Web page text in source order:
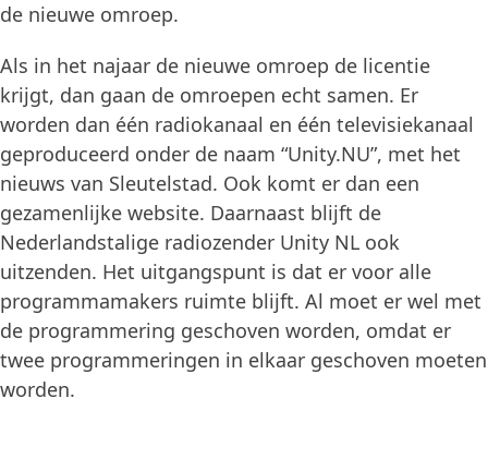
de nieuwe omroep.
Als in het najaar de nieuwe omroep de licentie
krijgt, dan gaan de omroepen echt samen. Er
worden dan één radiokanaal en één televisiekanaal
geproduceerd onder de naam “Unity.NU”, met het
nieuws van Sleutelstad. Ook komt er dan een
gezamenlijke website. Daarnaast blijft de
Nederlandstalige radiozender Unity NL ook
uitzenden. Het uitgangspunt is dat er voor alle
programmamakers ruimte blijft. Al moet er wel met
de programmering geschoven worden, omdat er
twee programmeringen in elkaar geschoven moeten
worden.